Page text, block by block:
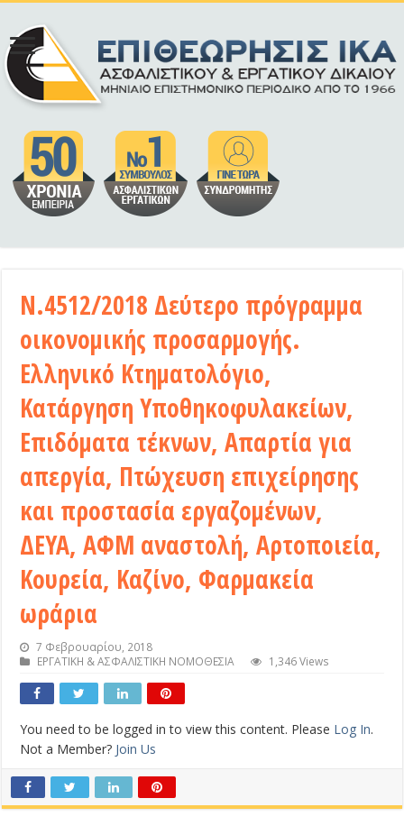
Ν.4512/2018 Δεύτερο πρόγραμμα
οικονομικής προσαρμογής.
Ελληνικό Κτηματολόγιο,
Κατάργηση Υποθηκοφυλακείων,
Επιδόματα τέκνων, Απαρτία για
απεργία, Πτώχευση επιχείρησης
και προστασία εργαζομένων,
ΔΕΥΑ, ΑΦΜ αναστολή, Αρτοποιεία,
Κουρεία, Καζίνο, Φαρμακεία
ωράρια
7 Φεβρουαρίου, 2018
ΕΡΓΑΤΙΚΗ & ΑΣΦΑΛΙΣΤΙΚΗ ΝΟΜΟΘΕΣΙΑ
1,346 Views
You need to be logged in to view this content. Please Log In.
Not a Member? Join Us